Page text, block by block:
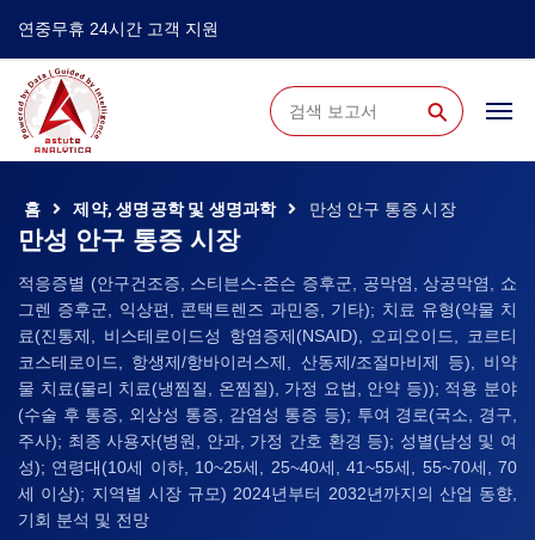
연중무휴 24시간 고객 지원
⚲
홈 제약, 생명공학 및 생명과학 만성 안구 통증 시장
만성 안구 통증 시장
적응증별 (안구건조증, 스티븐스-존슨 증후군, 공막염, 상공막염, 쇼
그렌 증후군, 익상편, 콘택트렌즈 과민증, 기타); 치료 유형(약물 치
료(진통제, 비스테로이드성 항염증제(NSAID), 오피오이드, 코르티
코스테로이드, 항생제/항바이러스제, 산동제/조절마비제 등), 비약
물 치료(물리 치료(냉찜질, 온찜질), 가정 요법, 안약 등)); 적용 분야
(수술 후 통증, 외상성 통증, 감염성 통증 등); 투여 경로(국소, 경구,
주사); 최종 사용자(병원, 안과, 가정 간호 환경 등); 성별(남성 및 여
성); 연령대(10세 이하, 10~25세, 25~40세, 41~55세, 55~70세, 70
세 이상); 지역별 시장 규모) 2024년부터 2032년까지의 산업 동향,
기회 분석 및 전망